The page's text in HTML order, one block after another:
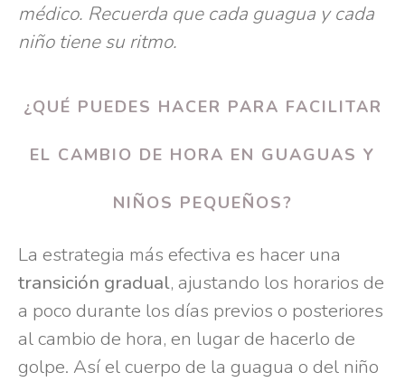
médico. Recuerda que cada guagua y cada
niño tiene su ritmo.
¿QUÉ PUEDES HACER PARA FACILITAR
EL CAMBIO DE HORA EN GUAGUAS Y
NIÑOS PEQUEÑOS?
La estrategia más efectiva es hacer una
transición gradual, ajustando los horarios de
a poco durante los días previos o posteriores
al cambio de hora, en lugar de hacerlo de
golpe. Así el cuerpo de la guagua o del niño